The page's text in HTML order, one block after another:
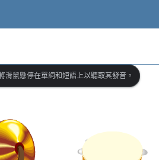
滑鼠懸停在單詞和短語上以聽取其發音。